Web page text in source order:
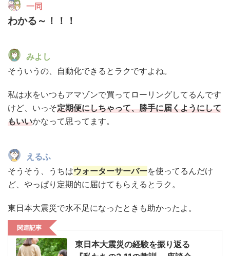
一同
わかる～！！！
みよし
そういうの、自動化できるとラクですよね。
私は水をいつもアマゾンで買ってローリングしてるんです
けど、いっそ定期便にしちゃって、勝手に届くようにして
もいいかなって思ってます。
えるふ
そうそう、うちはウォーターサーバーを使ってるんだけ
ど、やっぱり定期的に届けてもらえるとラク。
東日本大震災で水不足になったときも助かったよ。
関連記事
東日本大震災の経験を振り返る